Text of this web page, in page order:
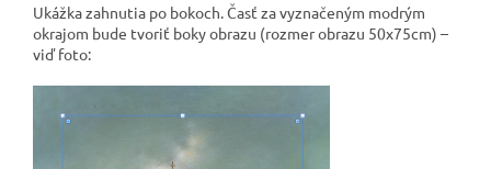
Ukážka zahnutia po bokoch. Časť za vyznačeným modrým
okrajom bude tvoriť boky obrazu (rozmer obrazu 50x75cm) –
viď foto: